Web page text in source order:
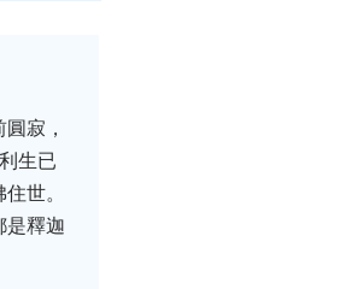
寂，
生已
世。
是釋迦